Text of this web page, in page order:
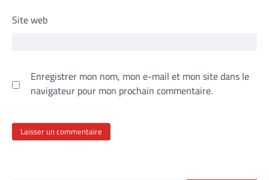
Site web
Enregistrer mon nom, mon e-mail et mon site dans le
navigateur pour mon prochain commentaire.